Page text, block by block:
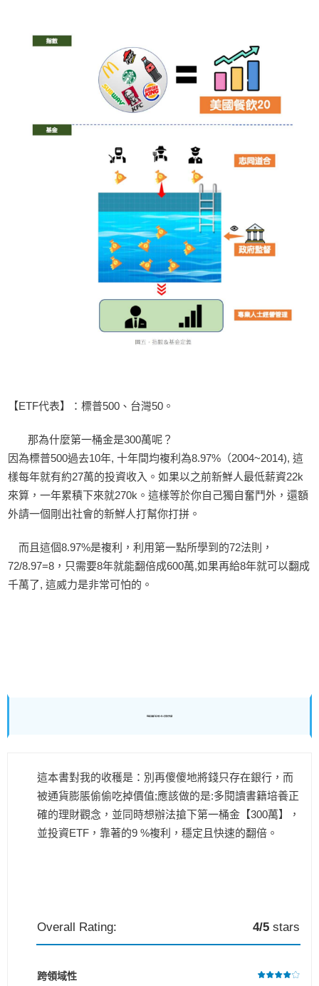
【ETF代表】：標普500、台灣50。
那為什麼第一桶金是300萬呢？
因為標普500過去10年, 十年間均複利為8.97%（2004~2014), 這
樣每年就有約27萬的投資收入。如果以之前新鮮人最低薪資22k
來算，一年累積下來就270k。這樣等於你自己獨自奮鬥外，還額
外請一個剛出社會的新鮮人打幫你打拼。
而且這個8.97%是複利，利用第一點所學到的72法則，
72/8.97=8，只需要8年就能翻倍成600萬,如果再給8年就可以翻成
千萬了, 這威力是非常可怕的。
這本書對我的收穫是：別再傻傻地將錢只存在銀行，而
被通貨膨脹偷偷吃掉價值;應該做的是:多閱讀書籍培養正
確的理財觀念，並同時想辦法搶下第一桶金【300萬】，
並投資ETF，靠著的9 %複利，穩定且快速的翻倍。
Overall Rating: 4/5 stars
跨領域性